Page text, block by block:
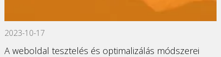
2023-10-17
A weboldal tesztelés és optimalizálás módszerei